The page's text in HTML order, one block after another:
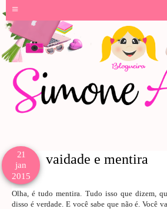
≡
21
jan
2015
vaidade e mentira
Olha, é tudo mentira. Tudo isso que dizem,
disso é verdade. E você sabe que não é. Você